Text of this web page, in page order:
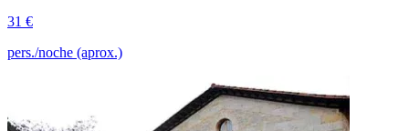
31 €
pers./noche (aprox.)